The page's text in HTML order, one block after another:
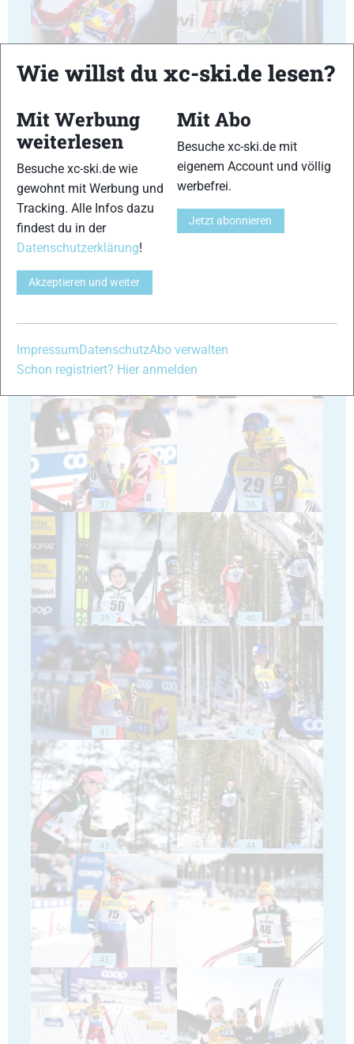
31 32
33
37 38
39 40
41 42
43 44
45 46
Wie willst du xc-ski.de lesen?
Mit Werbung
weiterlesen
Besuche xc-ski.de wie
gewohnt mit Werbung und
Tracking. Alle Infos dazu
findest du in der
Datenschutzerklärung!
Akzeptieren und weiter
Mit Abo
Besuche xc-ski.de mit
eigenem Account und völlig
werbefrei.
Jetzt abonnieren
ImpressumDatenschutzAbo verwalten
Schon registriert? Hier anmelden